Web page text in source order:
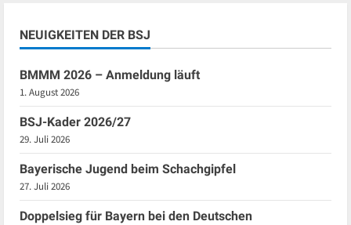
NEUIGKEITEN DER BSJ
BMMM 2026 – Anmeldung läuft
1. August 2026
BSJ-Kader 2026/27
29. Juli 2026
Bayerische Jugend beim Schachgipfel
27. Juli 2026
Doppelsieg für Bayern bei den Deutschen